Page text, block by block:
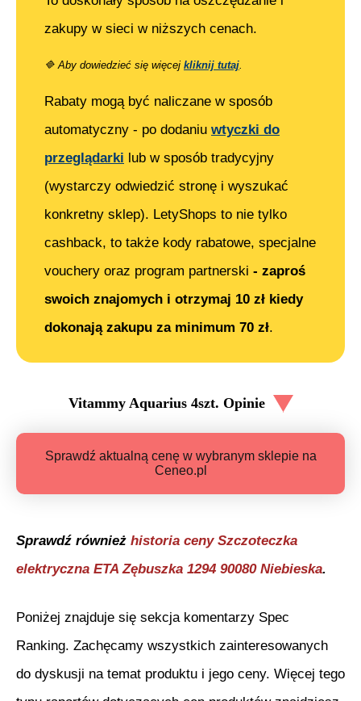
zakupy w sieci w niższych cenach.
🔷 Aby dowiedzieć się więcej kliknij tutaj.
Rabaty mogą być naliczane w sposób
automatyczny - po dodaniu wtyczki do
przeglądarki lub w sposób tradycyjny
(wystarczy odwiedzić stronę i wyszukać
konkretny sklep). LetyShops to nie tylko
cashback, to także kody rabatowe, specjalne
vouchery oraz program partnerski - zaproś
swoich znajomych i otrzymaj 10 zł kiedy
dokonają zakupu za minimum 70 zł.
Vitammy Aquarius 4szt. Opinie
Sprawdź aktualną cenę w wybranym sklepie na
Ceneo.pl
Sprawdź również historia ceny Szczoteczka
elektryczna ETA Zębuszka 1294 90080 Niebieska.
Poniżej znajduje się sekcja komentarzy Spec
Ranking. Zachęcamy wszystkich zainteresowanych
do dyskusji na temat produktu i jego ceny. Więcej tego